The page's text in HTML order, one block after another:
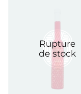
Rupture
de stock